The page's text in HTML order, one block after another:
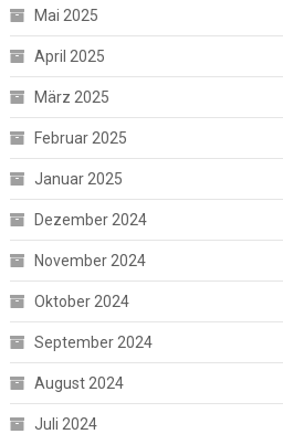
Mai 2025
April 2025
März 2025
Februar 2025
Januar 2025
Dezember 2024
November 2024
Oktober 2024
September 2024
August 2024
Juli 2024